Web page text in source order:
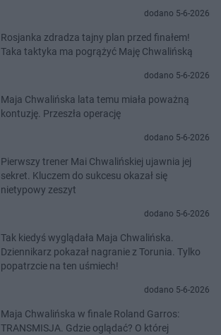
dodano 5-6-2026
Rosjanka zdradza tajny plan przed finałem!
Taka taktyka ma pogrążyć Maję Chwalińską
dodano 5-6-2026
Maja Chwalińska lata temu miała poważną
kontuzję. Przeszła operację
dodano 5-6-2026
Pierwszy trener Mai Chwalińskiej ujawnia jej
sekret. Kluczem do sukcesu okazał się
nietypowy zeszyt
dodano 5-6-2026
Tak kiedyś wyglądała Maja Chwalińska.
Dziennikarz pokazał nagranie z Torunia. Tylko
popatrzcie na ten uśmiech!
dodano 5-6-2026
Maja Chwalińska w finale Roland Garros:
TRANSMISJA. Gdzie oglądać? O której